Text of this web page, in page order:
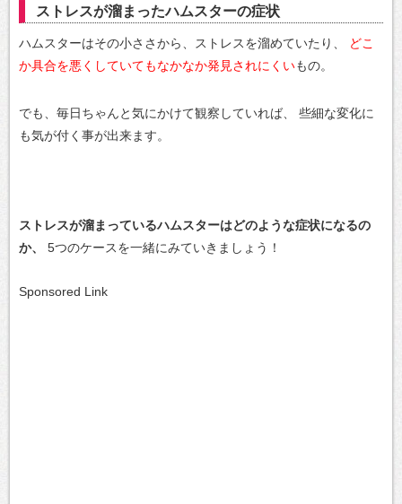
ストレスが溜まったハムスターの症状
ハムスターはその小ささから、ストレスを溜めていたり、
どこ
か具合を悪くしていてもなかなか発見されにくいもの。
でも、毎日ちゃんと気にかけて観察していれば、
些細な変化に
も気が付く事が出来ます。
ストレスが溜まっているハムスターはどのような症状になるの
か、
5つのケースを一緒にみていきましょう！
Sponsored Link